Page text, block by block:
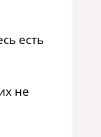
есть
не